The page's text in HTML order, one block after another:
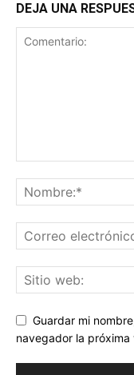
DEJA UNA
Guardar mi
navegador la